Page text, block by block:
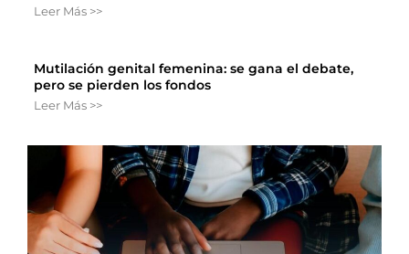
Leer Más >>
Mutilación genital femenina: se gana el debate,
pero se pierden los fondos
Leer Más >>